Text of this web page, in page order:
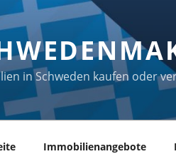
in Schweden kaufen oder
Immobilienangebote